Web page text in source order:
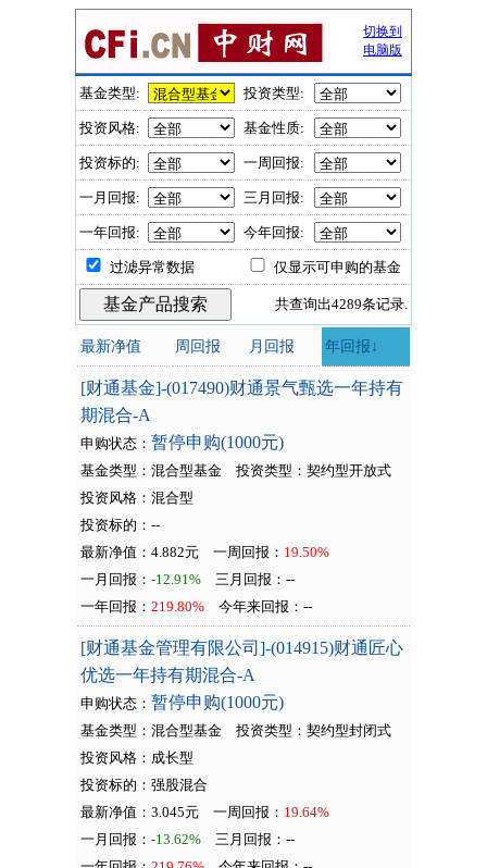
切换到
电脑版
基金类型: 投资类型:
投资风格: 基金性质:
投资标的: 一周回报:
一月回报: 三月回报:
一年回报: 今年回报:
过滤异常数据 仅显示可申购的基金
共查询出4289条记录.
最新净值 周回报 月回报 年回报↓
[财通基金]-(017490)财通景气甄选一年持有
期混合-A
申购状态： 暂停申购(1000元)
基金类型：混合型基金 投资类型：契约型开放式
投资风格：混合型
投资标的：--
最新净值：4.882元
一周回报： 19.50%
一月回报： -12.91% 三月回报：--
一年回报： 219.80% 今年来回报：--
[财通基金管理有限公司]-(014915)财通匠心
优选一年持有期混合-A
申购状态： 暂停申购(1000元)
基金类型：混合型基金 投资类型：契约型封闭式
投资风格：成长型
投资标的：强股混合
最新净值：3.045元
一周回报： 19.64%
一月回报： -13.62% 三月回报：--